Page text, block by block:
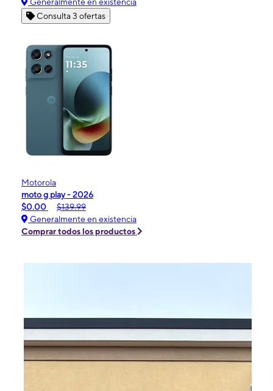
Consulta 3 ofertas
Motorola
moto g play - 2026
$0.00
$139.99
Generalmente en existencia
Comprar todos los productos